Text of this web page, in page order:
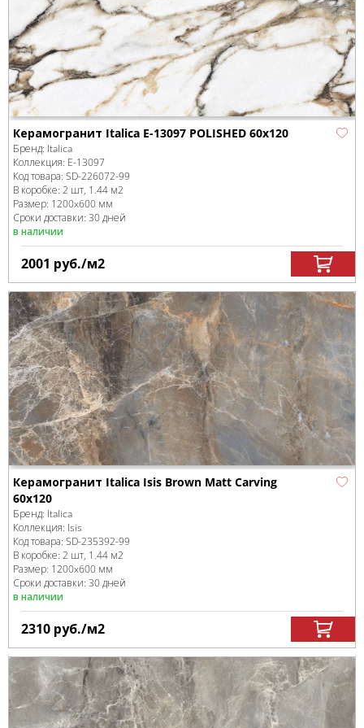
Керамогранит Italica E-13097 POLISHED 60x120
Бренд: Italica
Коллекция: E-13097
Код товара: SD-226072-99
В коробке: 2 шт, 1.44 м2
Размер: 1200x600 мм
Сроки доставки: 30 дней
в наличии
2001 руб./м2
Керамогранит Italica Isis Brown Matt Carving
60х120
Бренд: Italica
Коллекция: Isis
Код товара: SD-235392-99
В коробке: 2 шт, 1.44 м2
Размер: 1200x600 мм
Сроки доставки: 30 дней
в наличии
2310 руб./м2